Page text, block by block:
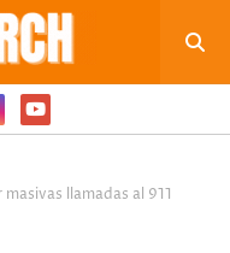
llamadas al 911